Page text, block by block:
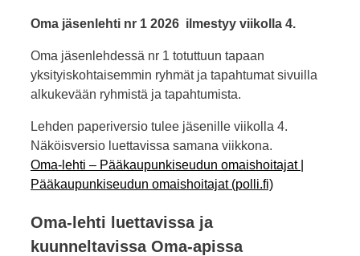
Oma jäsenlehti nr 1 2026 ilmestyy viikolla 4.
Oma jäsenlehdessä nr 1 totuttuun tapaan
yksityiskohtaisemmin ryhmät ja tapahtumat sivuilla
alkukevään ryhmistä ja tapahtumista.
Lehden paperiversio tulee jäsenille viikolla 4.
Näköisversio luettavissa samana viikkona.
Oma-lehti – Pääkaupunkiseudun omaishoitajat |
Pääkaupunkiseudun omaishoitajat (polli.fi)
Oma-lehti luettavissa ja
kuunneltavissa Oma-apissa